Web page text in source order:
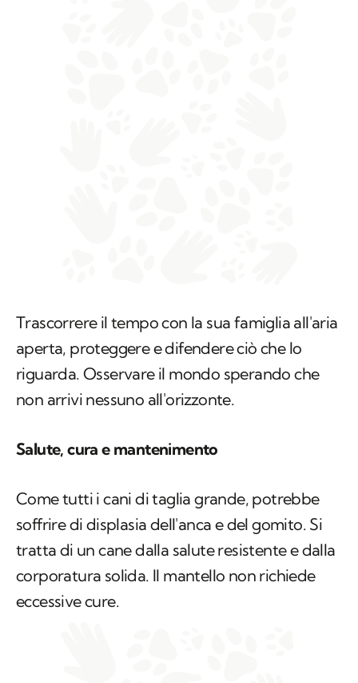
Trascorrere il tempo con la sua famiglia all'aria
aperta, proteggere e difendere ciò che lo
riguarda. Osservare il mondo sperando che
non arrivi nessuno all'orizzonte.
Salute, cura e mantenimento
Come tutti i cani di taglia grande, potrebbe
soffrire di displasia dell'anca e del gomito. Si
tratta di un cane dalla salute resistente e dalla
corporatura solida. Il mantello non richiede
eccessive cure.